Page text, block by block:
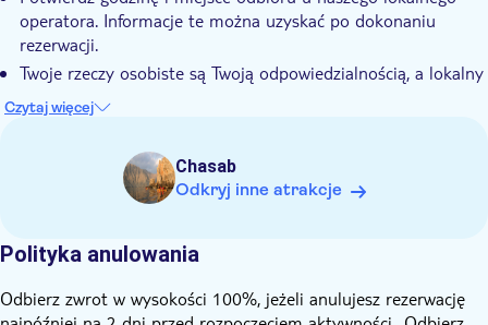
operatora. Informacje te można uzyskać po dokonaniu
rezerwacji.
Twoje rzeczy osobiste są Twoją odpowiedzialnością, a lokalny
operator nie ponosi odpowiedzialności za rzeczy zgubione w
trakcie podróży.
Należy pamiętać, że wycieczka może podlegać
nieprzewidzianym zmianom w okresie Ramadanu. Jednak
lokalny organizator wycieczek będzie zawsze gotowy, aby
Wycieczka nie będzie dostępna w święta religijne
ustanowione przez prawo Omanu (np.: dni Eid)
Lokalny operator nie bierze odpowiedzialności za
Czytaj więcej
Chasab
Odkryj inne atrakcje
Polityka anulowania
Odbierz zwrot w wysokości 100%, jeżeli anulujesz rezerwację